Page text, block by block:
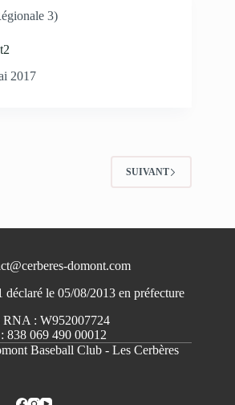
3)
2017
SUIVANT
domont.com
le 05/08/2013 en préfecture
RNA : W952007724
838 069 490 00012
Baseball Club - Les Cerbères